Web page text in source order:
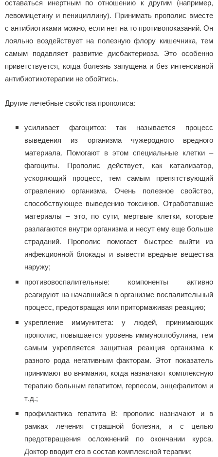
оставаться инертным по отношению к другим (например,
левомицетину и пенициллину). Принимать прополис вместе
с антибиотиками можно, если нет на то противопоказаний. Он
лояльно воздействует на полезную флору кишечника, тем
самым подавляет развитие дисбактериоза. Это особенно
приветствуется, когда болезнь запущена и без интенсивной
антибиотикотерапии не обойтись.
Другие лечебные свойства прополиса:
усиливает фагоцитоз: так называется процесс
выведения из организма чужеродного вредного
материала. Помогают в этом специальные клетки –
фагоциты. Прополис действует, как катализатор,
ускоряющий процесс, тем самым препятствующий
отравлению организма. Очень полезное свойство,
способствующее выведению токсинов. Отработавшие
материалы – это, по сути, мертвые клетки, которые
разлагаются внутри организма и несут ему еще больше
страданий. Прополис помогает быстрее выйти из
инфекционной блокады и вывести вредные вещества
наружу;
противовоспалительные: компоненты активно
реагируют на начавшийся в организме воспалительный
процесс, предотвращая или притормаживая реакцию;
укрепление иммунитета: у людей, принимающих
прополис, повышается уровень иммуноглобулина, тем
самым укрепляется защитная реакция организма к
разного рода негативным факторам. Этот показатель
принимают во внимания, когда назначают комплексную
терапию больным гепатитом, герпесом, энцефалитом и
т.д.;
профилактика гепатита В: прополис назначают и в
рамках лечения страшной болезни, и с целью
предотвращения осложнений по окончании курса.
Доктор вводит его в состав комплексной терапии;